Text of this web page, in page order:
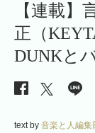
【連載】
正（
DUNKと
text by 音楽と人編集